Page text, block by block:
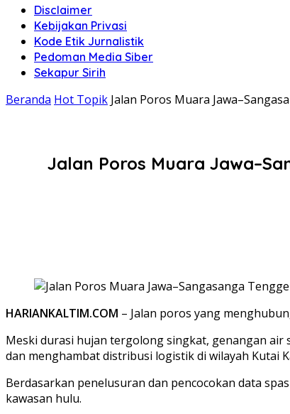
Disclaimer
Kebijakan Privasi
Kode Etik Jurnalistik
Pedoman Media Siber
Sekapur Sirih
Beranda Hot Topik Jalan Poros Muara
Jalan Poros Muara
HARIANKALTIM.COM – Jalan poros yang
Meski durasi hujan tergolong singkat, genangan air
dan menghambat distribusi logistik di wilayah Kutai
​Berdasarkan penelusuran dan pencocokan data
kawasan hulu.